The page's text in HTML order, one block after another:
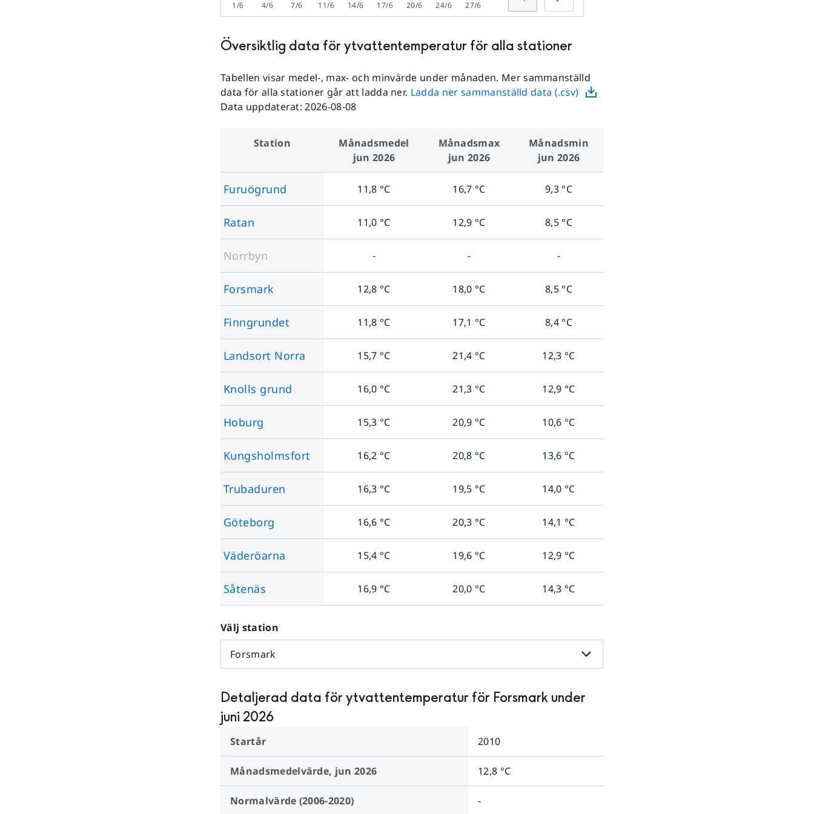
1/6 4/6 7/6 11/6 14/6 17/6 20/6 24/6 27/6
Översiktlig data för ytvattentemperatur för alla stationer
Tabellen visar medel-, max- och minvärde under månaden. Mer sammanställd
data för alla stationer går att ladda ner. Ladda ner sammanställd data (.csv)
Data uppdaterat:2026-08-08
Station
Månads­medel
jun 2026
Månads­max
jun 2026
Månads­min
jun 2026
Furuögrund 11,8 °C 16,7 °C 9,3 °C
Ratan 11,0 °C 12,9 °C 8,5 °C
Norrbyn - - -
Forsmark 12,8 °C 18,0 °C 8,5 °C
Finngrundet 11,8 °C 17,1 °C 8,4 °C
Landsort Norra 15,7 °C 21,4 °C 12,3 °C
Knolls grund 16,0 °C 21,3 °C 12,9 °C
Hoburg 15,3 °C 20,9 °C 10,6 °C
Kungsholmsfort 16,2 °C 20,8 °C 13,6 °C
Trubaduren 16,3 °C 19,5 °C 14,0 °C
Göteborg 16,6 °C 20,3 °C 14,1 °C
Väderöarna 15,4 °C 19,6 °C 12,9 °C
Såtenäs 16,9 °C 20,0 °C 14,3 °C
Välj station
Forsmark
Detaljerad data för ytvattentemperatur för Forsmark under
juni 2026
Startår 2010
Månadsmedelvärde, jun 2026 12,8 °C
Normalvärde (2006-2020) -